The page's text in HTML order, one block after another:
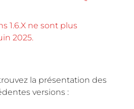
1.6.X ne sont plus
2025.
la présentation des
versions :